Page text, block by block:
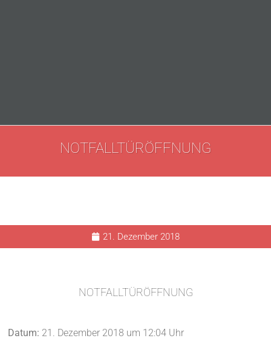
NOTFALLTÜRÖFFNUNG
21. Dezember 2018
NOTFALLTÜRÖFFNUNG
Datum: 21. Dezember 2018 um 12:04 Uhr